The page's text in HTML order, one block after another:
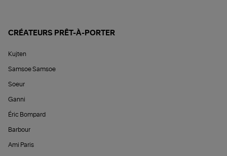
CRÉATEURS PRÊT-À-PORTER
Kujten
Samsoe Samsoe
Soeur
Ganni
Éric Bompard
Barbour
Ami Paris